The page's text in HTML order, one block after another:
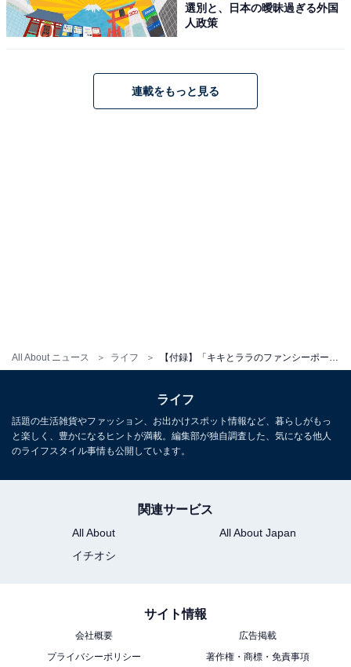
All About ニュース ライフ
選別と、日本の曖昧過ぎる外国
人政策
連載をもっと見る
ライフ
話題の生活雑貨やファッション、お出かけスポット情報など、暮らしがもっ
と楽しく、豊かになるヒントが満載。編集部が独自調査した、気になる他人
のライフスタイル事情も公開しています。
関連サービス
All About
All About Japan
イチオシ
サイト情報
会社概要
広告掲載
プライバシーポリシー
著作権・商標・免責事項